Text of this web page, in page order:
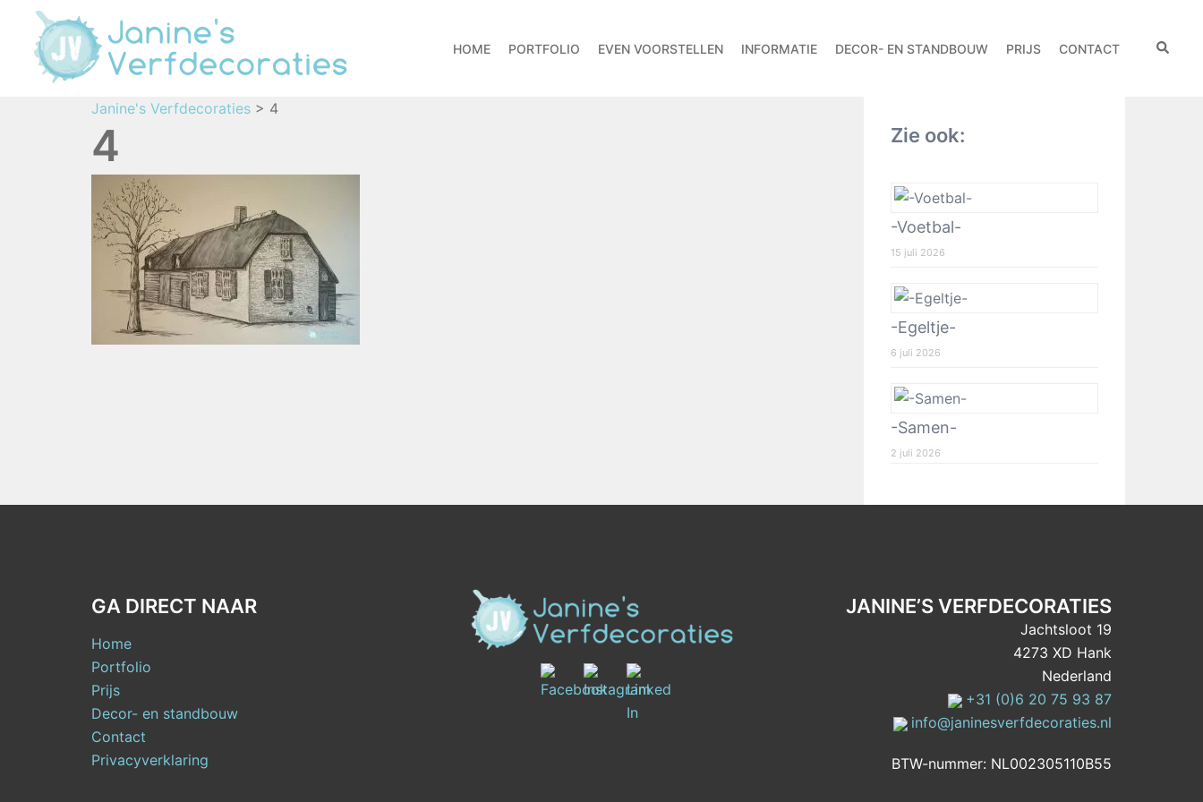
HOME PORTFOLIO EVEN VOORSTELLEN INFORMATIE DECOR- EN STANDBOUW PRIJS CONTACT
Janine's Verfdecoraties > 4
4 Zie ook:
-Voetbal-
15 juli 2026
-Egeltje-
6 juli 2026
-Samen-
2 juli 2026
GA DIRECT NAAR
Home
Portfolio
Prijs
Decor- en standbouw
Contact
Privacyverklaring
JANINE’S VERFDECORATIES
Jachtsloot 19
4273 XD Hank
Nederland
+31 (0)6 20 75 93 87
info@janinesverfdecoraties.nl
BTW-nummer: NL002305110B55